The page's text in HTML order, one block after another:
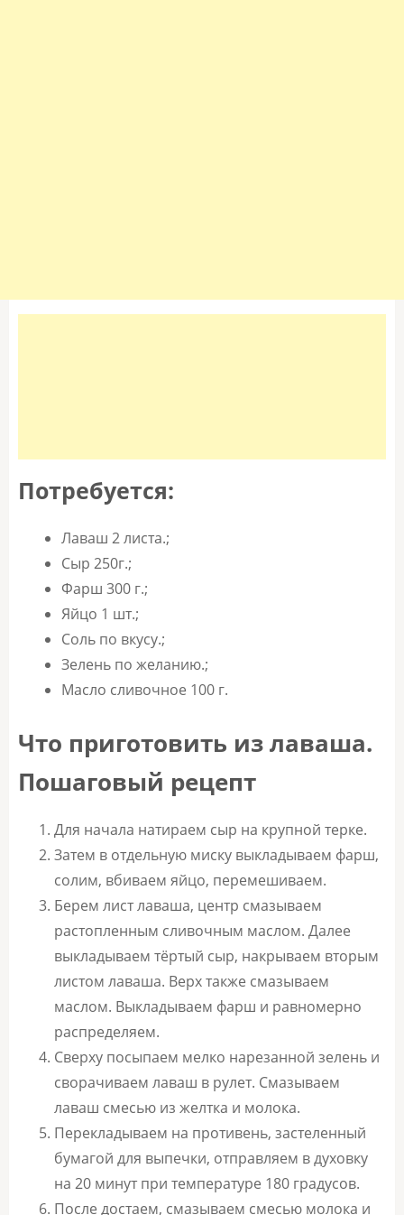
Потребуется:
Лаваш 2 листа.;
Сыр 250г.;
Фарш 300 г.;
Яйцо 1 шт.;
Соль по вкусу.;
Зелень по желанию.;
Масло сливочное 100 г.
Что приготовить из лаваша.
Пошаговый рецепт
Для начала натираем сыр на крупной терке.
Затем в отдельную миску выкладываем фарш,
солим, вбиваем яйцо, перемешиваем.
Берем лист лаваша, центр смазываем
растопленным сливочным маслом. Далее
выкладываем тёртый сыр, накрываем вторым
листом лаваша. Верх также смазываем
маслом. Выкладываем фарш и равномерно
распределяем.
Сверху посыпаем мелко нарезанной зелень и
сворачиваем лаваш в рулет. Смазываем
лаваш смесью из желтка и молока.
Перекладываем на противень, застеленный
бумагой для выпечки, отправляем в духовку
на 20 минут при температуре 180 градусов.
После достаем, смазываем смесью молока и